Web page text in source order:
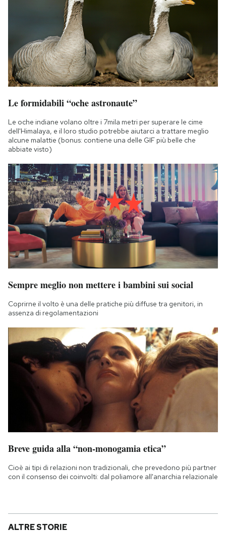
Le formidabili “oche astronaute”
Le oche indiane volano oltre i 7mila metri per superare le cime
dell'Himalaya, e il loro studio potrebbe aiutarci a trattare meglio
alcune malattie (bonus: contiene una delle GIF più belle che
abbiate visto)
Sempre meglio non mettere i bambini sui social
Coprirne il volto è una delle pratiche più diffuse tra genitori, in
assenza di regolamentazioni
Breve guida alla “non-monogamia etica”
Cioè ai tipi di relazioni non tradizionali, che prevedono più partner
con il consenso dei coinvolti: dal poliamore all'anarchia relazionale
ALTRE STORIE